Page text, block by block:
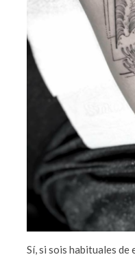
Sí, si sois habituales de